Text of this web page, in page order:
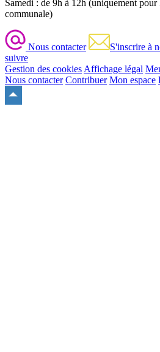
Samedi : de 9h à 12h (uniquement pour
communale)
Nous contacter S'inscrire à
suivre
Gestion des cookies Affichage légal
Nous contacter Contribuer Mon espace